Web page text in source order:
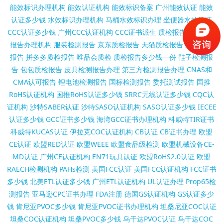
能效标识办理机构 能效认证机构 能效标识备案 广州能效认证 能效
认证多少钱 水效标识办理机构 马桶水效标识办理 坐便器水效认证
CCC认证多少钱 广州CCC认证机构 CCC证书派生 质检报告代办 质检
报告办理机构 服装检测报告 京东质检报告 天猫质检报告 淘宝质检
报告 拼多多质检报告 唯品会质检 质检报告多少钱一份 鞋子检测报
告 包包质检报告 皮具检测报告办理 第三方检测报告办理 CNAS和
CMA认可报告 锂电池检测报告 国标检测报告 委托测试报告 国推
RoHS认证机构 国推RoHS认证多少钱 SRRC无线认证多少钱 CQC认
证机构 沙特SABER认证 沙特SASO认证机构 SASO认证多少钱 IECEE
认证多少钱 GCC证书多少钱 海湾GCC证书办理机构 科威特TIR证书
科威特KUCAS认证 伊拉克COC认证机构 CB认证 CB证书办理 欧盟
CE认证 欧盟RED认证 欧盟WEEE 欧盟食品级检测 欧盟机械设备CE-
MD认证 广州CE认证机构 EN71玩具认证 欧盟RoHS2.0认证 欧盟
RAECH检测机构 PAHs检测 美国FCC认证 美国FCC认证机构 FCC证书
多少钱 北美ETL认证多少钱 广州ETL认证机构 UL认证办理 Prop65检
测报告 亚马逊CPC证书办理 FDA注册 德国GS认证机构 GS认证多少
钱 肯尼亚PVOC多少钱 肯尼亚PVOC证书办理机构 坦桑尼亚COC认证
坦桑COC认证机构 坦桑PVOC多少钱 乌干达PVOC认证 乌干达COC